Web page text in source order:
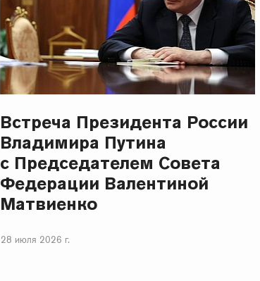
Встреча Президента России
Владимира Путина
с Председателем Совета
Федерации Валентиной
Матвиенко
28 июля 2026 г.